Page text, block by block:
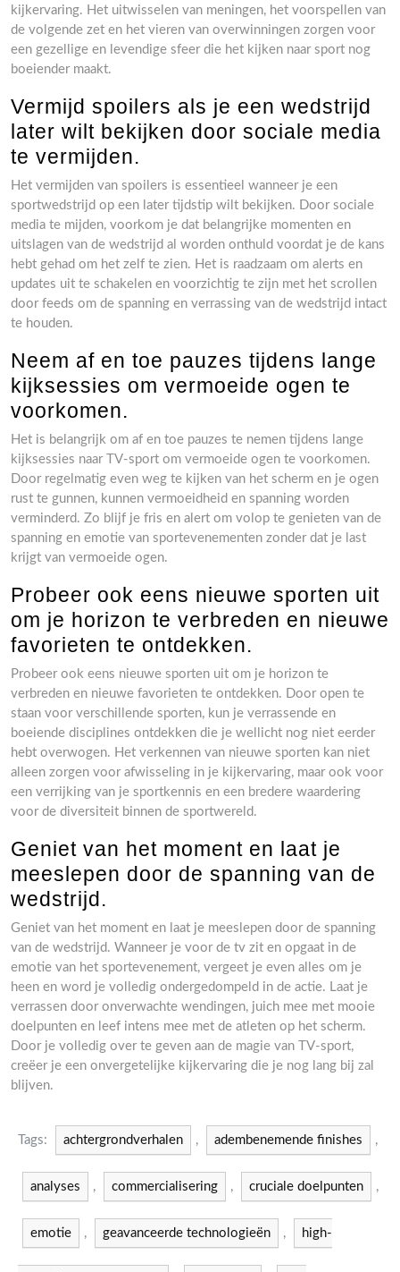
kijkervaring. Het uitwisselen van meningen, het voorspellen van
de volgende zet en het vieren van overwinningen zorgen voor
een gezellige en levendige sfeer die het kijken naar sport nog
boeiender maakt.
Vermijd spoilers als je een wedstrijd
later wilt bekijken door sociale media
te vermijden.
Het vermijden van spoilers is essentieel wanneer je een
sportwedstrijd op een later tijdstip wilt bekijken. Door sociale
media te mijden, voorkom je dat belangrijke momenten en
uitslagen van de wedstrijd al worden onthuld voordat je de kans
hebt gehad om het zelf te zien. Het is raadzaam om alerts en
updates uit te schakelen en voorzichtig te zijn met het scrollen
door feeds om de spanning en verrassing van de wedstrijd intact
te houden.
Neem af en toe pauzes tijdens lange
kijksessies om vermoeide ogen te
voorkomen.
Het is belangrijk om af en toe pauzes te nemen tijdens lange
kijksessies naar TV-sport om vermoeide ogen te voorkomen.
Door regelmatig even weg te kijken van het scherm en je ogen
rust te gunnen, kunnen vermoeidheid en spanning worden
verminderd. Zo blijf je fris en alert om volop te genieten van de
spanning en emotie van sportevenementen zonder dat je last
krijgt van vermoeide ogen.
Probeer ook eens nieuwe sporten uit
om je horizon te verbreden en nieuwe
favorieten te ontdekken.
Probeer ook eens nieuwe sporten uit om je horizon te
verbreden en nieuwe favorieten te ontdekken. Door open te
staan voor verschillende sporten, kun je verrassende en
boeiende disciplines ontdekken die je wellicht nog niet eerder
hebt overwogen. Het verkennen van nieuwe sporten kan niet
alleen zorgen voor afwisseling in je kijkervaring, maar ook voor
een verrijking van je sportkennis en een bredere waardering
voor de diversiteit binnen de sportwereld.
Geniet van het moment en laat je
meeslepen door de spanning van de
wedstrijd.
Geniet van het moment en laat je meeslepen door de spanning
van de wedstrijd. Wanneer je voor de tv zit en opgaat in de
emotie van het sportevenement, vergeet je even alles om je
heen en word je volledig ondergedompeld in de actie. Laat je
verrassen door onverwachte wendingen, juich mee met mooie
doelpunten en leef intens mee met de atleten op het scherm.
Door je volledig over te geven aan de magie van TV-sport,
creëer je een onvergetelijke kijkervaring die je nog lang bij zal
blijven.
Tags: achtergrondverhalen , adembenemende finishes ,
analyses , commercialisering , cruciale doelpunten ,
emotie , geavanceerde technologieën , high-